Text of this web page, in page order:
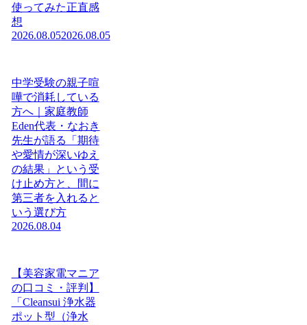
使ってみた正直感
想
2026.08.052026.08.05
中学受験の親子喧
嘩で消耗している
方へ｜家庭教師
Eden代表・なおき
先生が語る「期待
や愛情が深いゆえ
の結果」という受
け止め方と、間に
第三者を入れると
いう選び方
2026.08.04
【美容家電マニア
の口コミ・評判】
「Cleansui 浄水器
ポット型（浄水